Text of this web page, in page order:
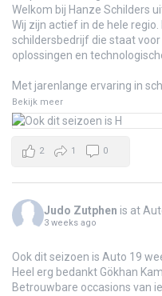
Welkom bij Hanze Schilders
Wij zijn actief in de hele
schildersbedrijf die staat
oplossingen en
Met jarenlange ervaring in
Bekijk meer
2 1 0
Judo Zutphen is at
3 weeks ago
Ook dit seizoen is Auto 19
Heel erg bedankt Gökhan
Betrouwbare occasions van